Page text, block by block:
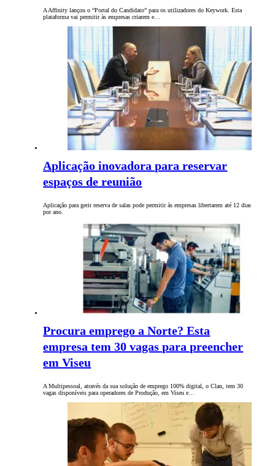
A Affinity lançou o “Portal do Candidato” para os utilizadores do Keywork. Esta
plataforma vai permitir às empresas criarem e…
Aplicação inovadora para reservar
espaços de reunião
Aplicação para gerir reserva de salas pode permitir às empresas libertarem até 12 dias
por ano.
Procura emprego a Norte? Esta
empresa tem 30 vagas para preencher
em Viseu
A Multipessoal, através da sua solução de emprego 100% digital, o Clan, tem 30
vagas disponíveis para operadores de Produção, em Viseu e…